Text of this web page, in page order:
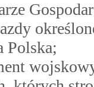
Polska;